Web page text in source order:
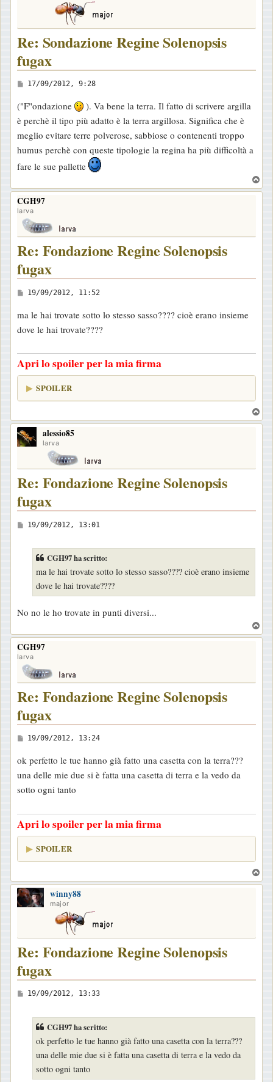
Re: Sondazione Regine Solenopsis
fugax
M
s
s
a
g
g
o
17/09/2012, 9:28
("F"ondazione
). Va bene la terra. Il fatto di scrivere argilla
è perchè il tipo più adatto è la terra argillosa. Significa che è
meglio evitare terre polverose, sabbiose o contenenti troppo
humus perchè con queste tipologie la regina ha più difficoltà a
fare le sue pallette
o
CGH97
larva
Re: Fondazione Regine Solenopsis
fugax
M
s
s
g
g
i
19/09/2012, 11:52
ma le hai trovate sotto lo stesso sasso???? cioè erano insieme
dove le hai trovate????
Apri lo spoiler per la mia firma
SPOILER
o
alessio85
larva
Re: Fondazione Regine Solenopsis
fugax
M
g
o
19/09/2012, 13:01
CGH97 ha scritto:
ma le hai trovate sotto lo stesso sasso???? cioè erano insieme
dove le hai trovate????
No no le ho trovate in punti diversi...
o
CGH97
larva
Re: Fondazione Regine Solenopsis
fugax
M
s
s
a
g
i
o
19/09/2012, 13:24
ok perfetto le tue hanno già fatto una casetta con la terra???
una delle mie due si è fatta una casetta di terra e la vedo da
sotto ogni tanto
Apri lo spoiler per la mia firma
SPOILER
o
winny88
major
Re: Fondazione Regine Solenopsis
fugax
M
19/09/2012, 13:33
CGH97 ha scritto:
ok perfetto le tue hanno già fatto una casetta con la terra???
una delle mie due si è fatta una casetta di terra e la vedo da
sotto ogni tanto